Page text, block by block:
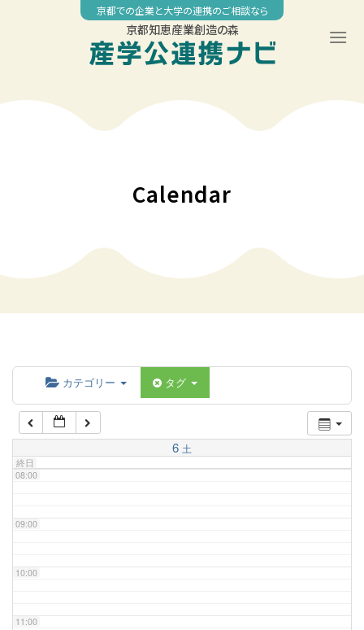
京都での企業と大学の連携のご相談なら
京都知恵産業創造の森
Calendar
カテゴリー タグ
6 土
終日
04:00
07:00
08:00
09:00
10:00
11:00